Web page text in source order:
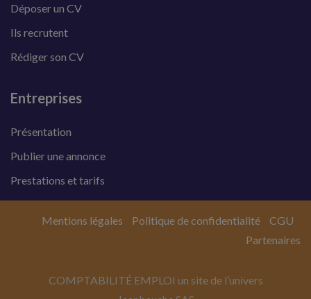
Déposer un CV
Ils recrutent
Rédiger son CV
Entreprises
Présentation
Publier une annonce
Prestations et tarifs
COMPTABILITÉ EMPLOI un site de l’univers
Mentions légales Politique de confidentialité
CGU
Partenaires